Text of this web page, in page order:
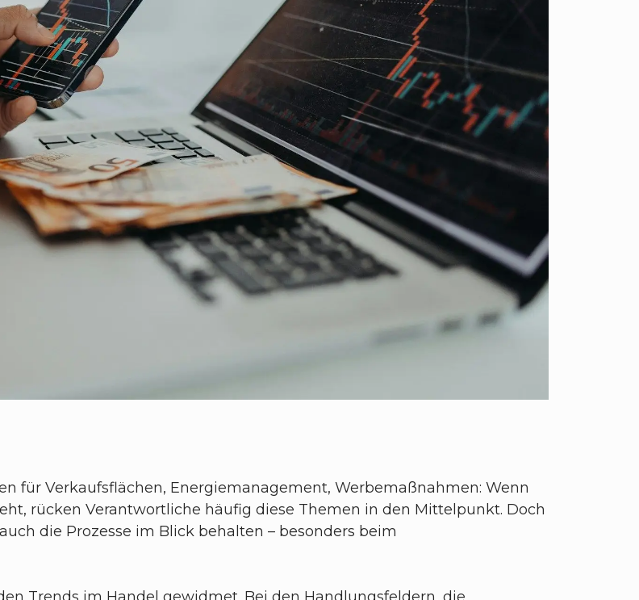
für Verkaufsflächen, Energiemanagement, Werbemaßnahmen: Wenn
rücken Verantwortliche häufig diese Themen in den Mittelpunkt. Doch
die Prozesse im Blick behalten – besonders beim